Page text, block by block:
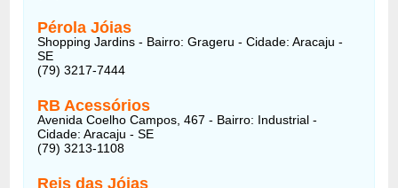
Pérola Jóias
Shopping Jardins - Bairro: Grageru - Cidade: Aracaju -
SE
(79) 3217-7444
RB Acessórios
Avenida Coelho Campos, 467 - Bairro: Industrial -
Cidade: Aracaju - SE
(79) 3213-1108
Reis das Jóias